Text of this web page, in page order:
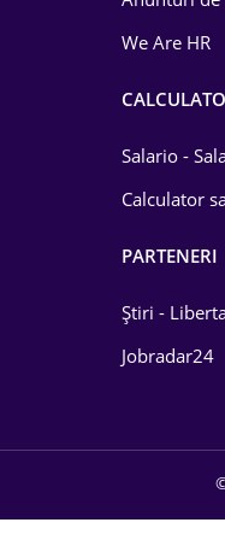
We Are HR
Salario -
Calculator
PARTENERI
Știri -
Jobradar24